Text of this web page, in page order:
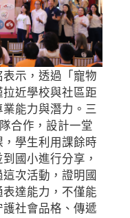
示，透過「寵物
近學校與社區距
能力與潛力。三
合作，設計一堂
學生利用課餘時
國小進行分享，
次活動，證明國
達能力，不僅能
社會品格、傳遞